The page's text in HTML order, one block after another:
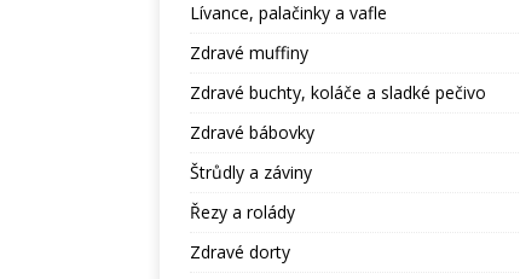
Lívance, palačinky a vafle
Zdravé muffiny
Zdravé buchty, koláče a sladké pečivo
Zdravé bábovky
Štrůdly a záviny
Řezy a rolády
Zdravé dorty